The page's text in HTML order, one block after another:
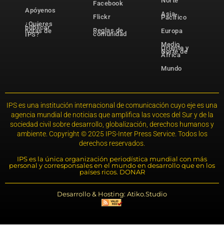
Apóyenos
¿Quieres
publicar
notas de
IPS?
Facebook
Flickr
Reglas de
comunidad
Asia-
Pacífico
Europa
Medio
Oriente y
Norte de
África
Mundo
IPS es una institución internacional de comunicación cuyo eje es una
agencia mundial de noticias que amplifica las voces del Sur y de la
sociedad civil sobre desarrollo, globalización, derechos humanos y
ambiente. Copyright © 2025 IPS-Inter Press Service. Todos los
derechos reservados.
IPS es la única organización periodística mundial con más
personal y corresponsales en el mundo en desarrollo que en los
países ricos. DONAR
Desarrollo & Hosting: Atiko.Studio